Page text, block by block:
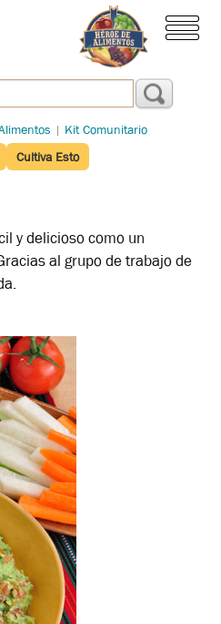
| Kit Comunitario
Cultiva Esto
y delicioso como un
al grupo de trabajo de